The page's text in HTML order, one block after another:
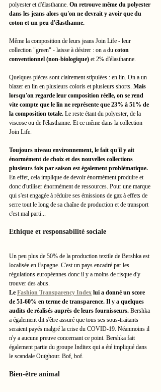
polyester et d'élasthanne. On retrouve même du polyester
dans les jeans alors qu'on ne devrait y avoir que du
coton et un peu d'élasthanne.
Même la composition de leurs jeans Join Life - leur
collection "green" - laisse à désirer : on a du coton
conventionnel (non-biologique) et 2% d'élasthanne.
Quelques pièces sont clairement stipulées : en lin. On a un
blazer en lin en plusieurs coloris et plusieurs shorts. Mais
lorsqu'on regarde leur composition réelle, on se rend
vite compte que le lin ne représente que 23% à 51% de
la composition totale. Le reste étant du polyester, de la
viscose ou de l'élasthanne. Et ce même dans la collection
Join Life.
Toujours niveau environnement, le fait qu'il y ait
énormément de choix et des nouvelles collections
plusieurs fois par saison est également problématique.
En effet, cela implique de devoir énormément produire et
donc d'utiliser énormément de ressources. Pour une marque
qui s'est engagée à réduire ses émissions de gaz à effets de
serre tout le long de sa chaîne de production et de transport
c'est mal parti...
Ethique et responsabilité sociale
Un peu plus de 50% de la production textile de Bershka est
localisée en Espagne. C'est un pays encadré par les
régulations européennes donc il y a moins de risque d'y
trouver des abus.
Le Fashion Transparency Index lui a donné un score
de 51-60% en terme de transparence. Il y a quelques
audits de réalisés auprès de leurs fournisseurs. Bershka
a également dit s'être assuré que tous ses sous-traitants
seraient payés malgré la crise du COVID-19. Néanmoins il
n'y a aucune preuve concernant ce point. Bershka fait
également partie du groupe Inditex qui a été impliqué dans
le scandale Ouïghour. Bof, bof.
Bien-être animal